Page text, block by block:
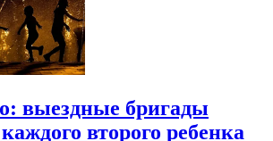
выездные бригады
второго ребенка